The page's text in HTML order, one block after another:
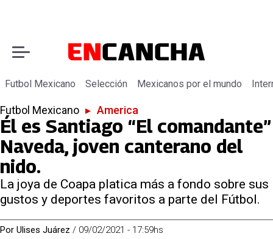
Futbol Mexicano Selección Mexicanos por el mundo
Futbol Mexicano ▸ America
Él es Santiago “El comandante”
Naveda, joven canterano del
nido.
La joya de Coapa platica más a fondo sobre sus
gustos y deportes favoritos a parte del Fútbol.
Por Ulises Juárez / 09/02/2021 - 17:59hs